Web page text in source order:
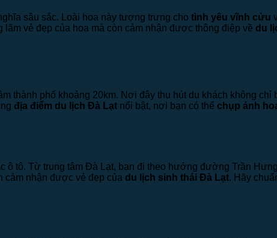
sâu sắc. Loài hoa này tượng trưng cho tình yêu vĩnh cửu
vẻ đẹp của hoa mà còn cảm nhận được thông điệp về du
thành phố khoảng 20km. Nơi đây thu hút du khách không
địa điểm du lịch Đà Lạt nổi bật, nơi bạn có thể chụp ảnh
tô. Từ trung tâm Đà Lạt, bạn đi theo hướng đường Trần
cảm nhận được vẻ đẹp của du lịch sinh thái Đà Lạt. Hãy